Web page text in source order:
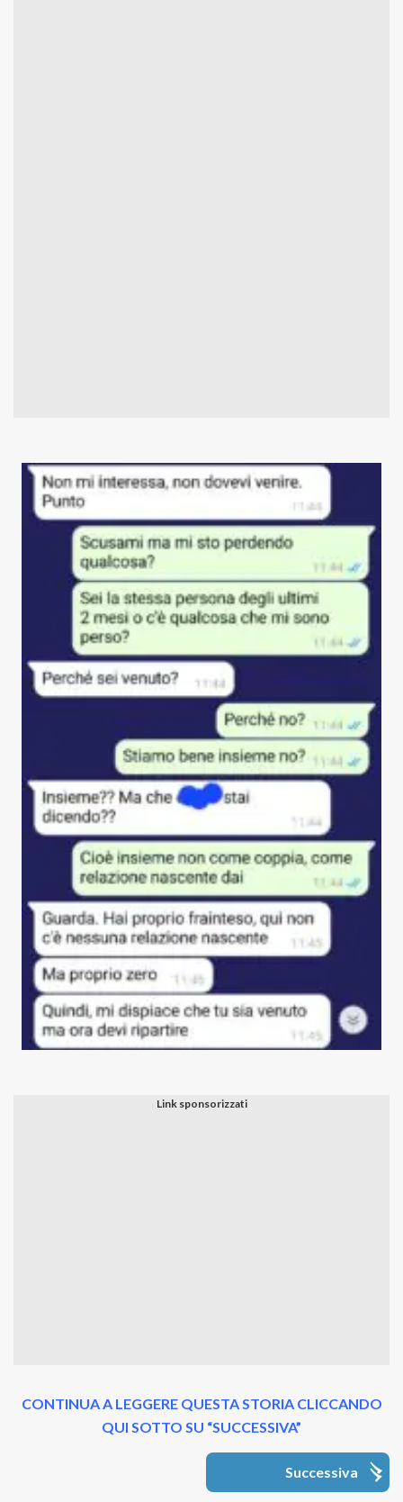
CONTINUA A LEGGERE QUESTA STORIA CLICCANDO
QUI SOTTO SU “SUCCESSIVA”
Successiva